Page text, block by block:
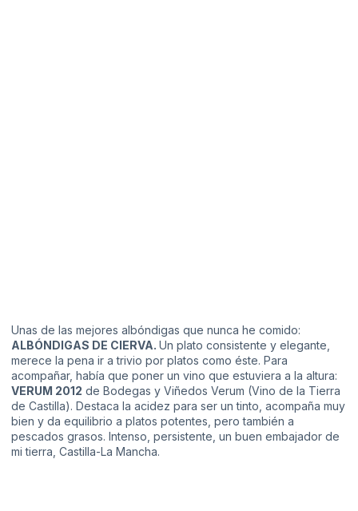
Unas de las mejores albóndigas que nunca he comido:
ALBÓNDIGAS DE CIERVA. Un plato consistente y elegante,
merece la pena ir a trivio por platos como éste. Para
acompañar, había que poner un vino que estuviera a la altura:
VERUM 2012 de Bodegas y Viñedos Verum (Vino de la Tierra
de Castilla). Destaca la acidez para ser un tinto, acompaña muy
bien y da equilibrio a platos potentes, pero también a
pescados grasos. Intenso, persistente, un buen embajador de
mi tierra, Castilla-La Mancha.